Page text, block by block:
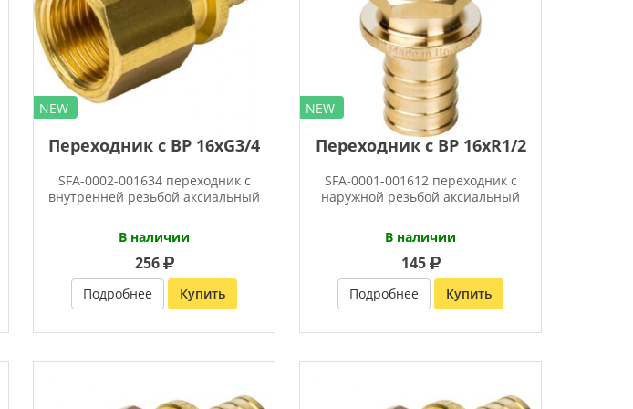
NEW
Переходник с ВР 16xG3/4
SFA-0002-001634 переходник с
внутренней резьбой аксиальный
В наличии
256
Подробнее Купить
NEW
Переходник с ВР 16хR1/2
SFA-0001-001612 переходник с
наружной резьбой аксиальный
В наличии
145
Подробнее Купить